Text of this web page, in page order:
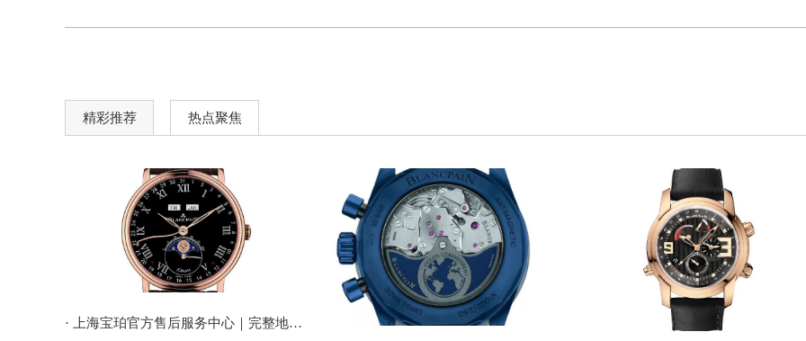
精彩推荐 热点聚焦
· 上海宝珀官方售后服务中心｜完整地址与售后热线电话权威信息公告（2026年7月最新）